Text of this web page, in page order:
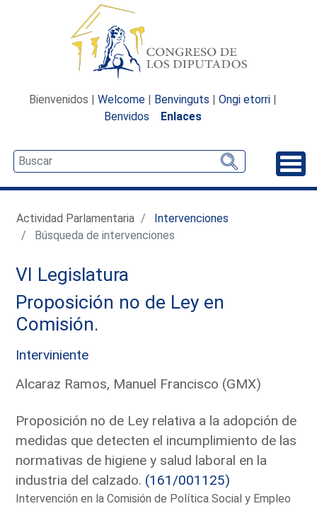
Bienvenidos | Welcome | Benvinguts | Ongi etorri |
Benvidos
Enlaces
Actividad Parlamentaria
Intervenciones
Búsqueda de intervenciones
VI Legislatura
Proposición no de Ley en
Comisión.
Interviniente
Alcaraz Ramos, Manuel Francisco (GMX)
Proposición no de Ley relativa a la adopción de
medidas que detecten el incumplimiento de las
normativas de higiene y salud laboral en la
industria del calzado. (161/001125)
Intervención en la Comisión de Política Social y Empleo